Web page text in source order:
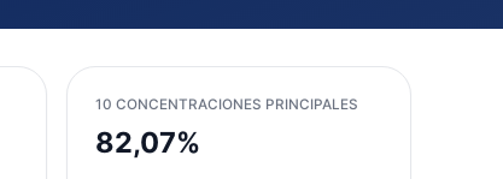
10 CONCENTRACIONES PRINCIPALES
82,07%